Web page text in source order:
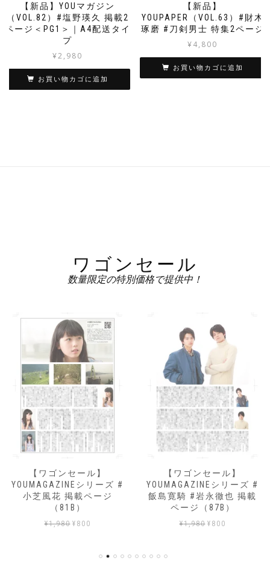
【新品】YOUマガジン
（VOL.82）#塩野瑛久 掲載2
ページ＜PG1＞｜A4配送タイ
プ
¥2,980
お買い物カゴに追加
【新品】
YOUPAPER（VOL.63）#財木
琢磨 #刀剣男士 特集2ページ
¥4,800
お買い物カゴに追加
ワゴンセール
数量限定の特別価格で提供中！
【ワゴンセール】
YOUMAGAZINEシリーズ #
小芝風花 掲載ページ
（81B）
¥1,980 元
¥ 800
【ワゴンセール】
YOUMAGAZINEシリーズ #
飯島寛騎 #岩永徹也 掲載
ページ（87B）
¥1,980 元
¥ 800